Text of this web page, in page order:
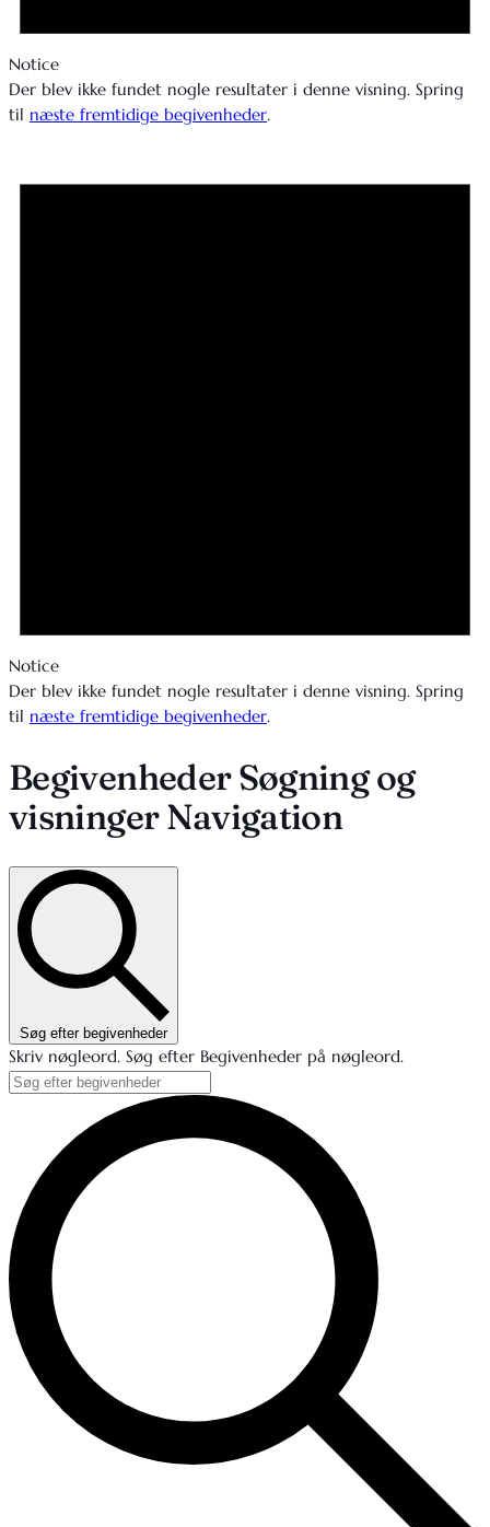
Notice
Der blev ikke fundet nogle resultater i denne visning. Spring
til næste fremtidige begivenheder.
Notice
Der blev ikke fundet nogle resultater i denne visning. Spring
til næste fremtidige begivenheder.
Begivenheder Søgning og
visninger Navigation
Søg efter begivenheder
Skriv nøgleord. Søg efter Begivenheder på nøgleord.